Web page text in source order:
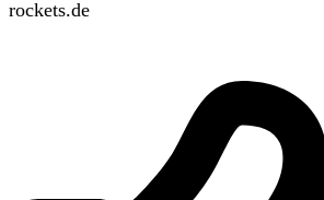
rockets.de